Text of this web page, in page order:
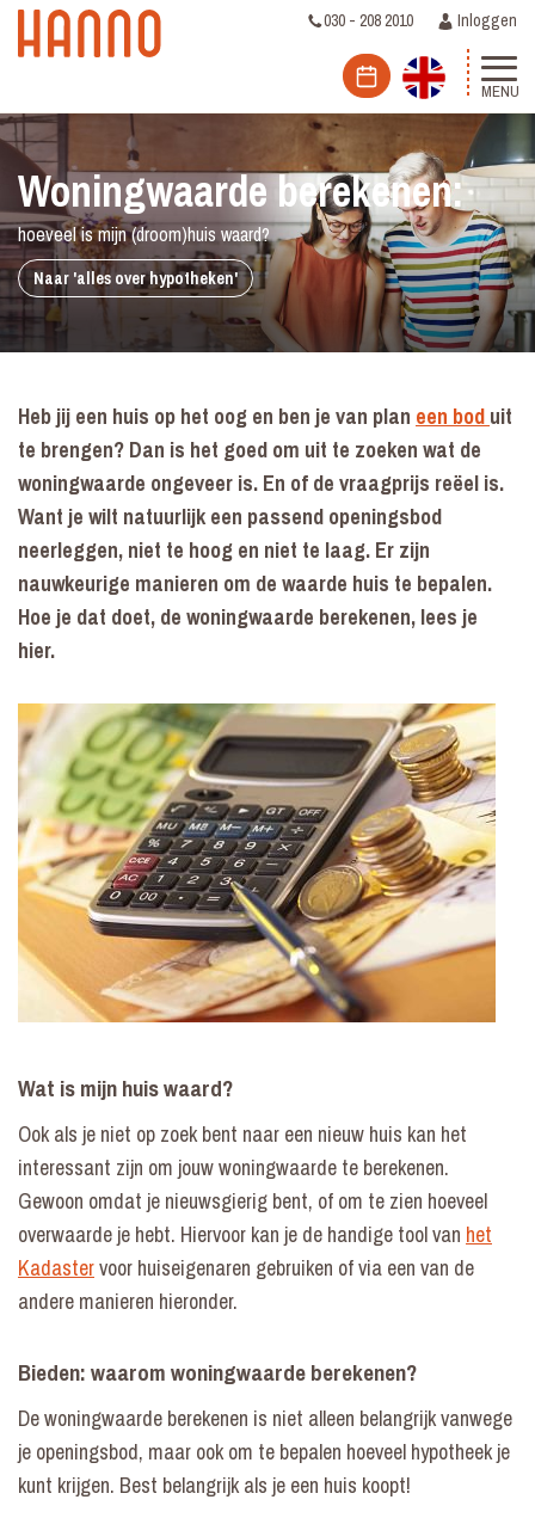
030 - 208 2010 Inloggen
MENU
Woningwaarde berekenen:
hoeveel is mijn (droom)huis waard?
Naar 'alles over hypotheken'
Heb jij een huis op het oog en ben je van plan een bod uit
te brengen? Dan is het goed om uit te zoeken wat de
woningwaarde ongeveer is. En of de vraagprijs reëel is.
Want je wilt natuurlijk een passend openingsbod
neerleggen, niet te hoog en niet te laag. Er zijn
nauwkeurige manieren om de waarde huis te bepalen.
Hoe je dat doet, de woningwaarde berekenen, lees je
hier.
Wat is mijn huis waard?
Ook als je niet op zoek bent naar een nieuw huis kan het
interessant zijn om jouw woningwaarde te berekenen.
Gewoon omdat je nieuwsgierig bent, of om te zien hoeveel
overwaarde je hebt. Hiervoor kan je de handige tool van het
Kadastervoor huiseigenaren gebruiken of via een van de
andere manieren hieronder.
Bieden: waarom woningwaarde berekenen?
De woningwaarde berekenen is niet alleen belangrijk vanwege
je openingsbod, maar ook om te bepalen hoeveel hypotheek je
kunt krijgen. Best belangrijk als je een huis koopt!